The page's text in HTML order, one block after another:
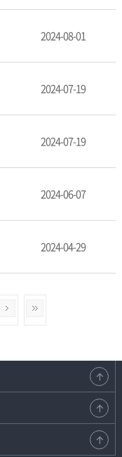
2024-08-01
2024-07-19
2024-07-19
2024-06-07
2024-04-29